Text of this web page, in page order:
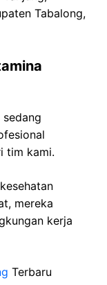
Tabalong,
sedang
tim kami.
mereka
kerja
Terbaru